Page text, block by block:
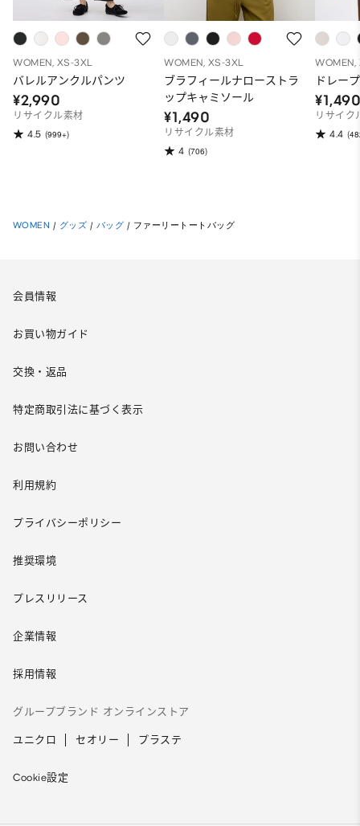
WOMEN, XS-3XL
バレルアンクルパンツ
¥2,990
リサイクル素材
4.5 (999+)
WOMEN, XS-3XL
ブラフィールナローストラ
ップキャミソール
¥1,490
リサイクル素材
4 (706)
WOMEN,
ドレー
リサイク
4.4
WOMEN / グッズ / バッグ / ファーリートートバッグ
会員情報
お買い物ガイド
交換・返品
特定商取引法に基づく表示
お問い合わせ
利用規約
プライバシーポリシー
推奨環境
プレスリリース
企業情報
採用情報
グループブランド オンラインストア
ユニクロ セオリー プラステ
Cookie設定